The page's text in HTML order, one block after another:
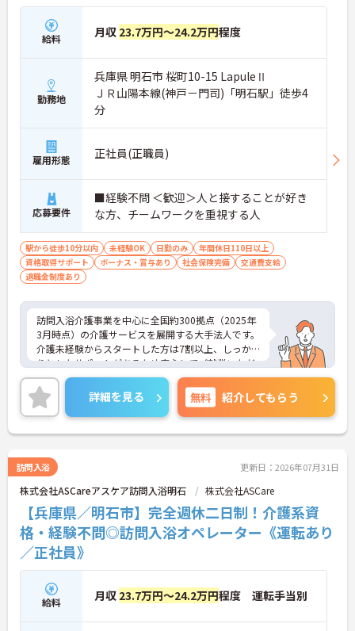
給料 月収 23.7万円～24.2万円程度
勤務地
兵庫県 明石市 桜町10-15 LapuleⅡ
ＪＲ山陽本線(神戸－門司)「明石駅」徒歩4
分
雇用形態 正社員(正職員)
応募要件
■経験不問 ＜歓迎＞人と接することが好き
な方、チームワークを重視する人
駅から徒歩10分以内 未経験OK 日勤のみ
年間休日110日以上
資格取得サポート
ボーナス・賞与あり 社会保険完備
交通費支給
退職金制度あり
訪問入浴介護事業を中心に全国約300拠点（2025年
3月時点）の介護サービスを展開する大手法人です。
介護未経験からスタートした方は7割以上、しっか
りとしたサポートがあるため安心してご就業いただ
けます。お風呂に入れなくて困っている方に、手を
差し伸べてあげられるとてもやりがいのあるお仕事
です。ご興味ある方には、面接対策ポイントなど、
さらに詳細をお話しいたしますのでお気軽にご相談
ください！
詳細を見る 無料 紹介してもらう
訪問入浴 更新日：2026年07月31日
株式会社ASCareアスケア訪問入浴明石 株式会社ASCare
【兵庫県／明石市】完全週休二日制！介護系資
格・経験不問◎訪問入浴オペレーター《運転あり
／正社員》
給料 月収 23.7万円～24.2万円程度 運転手当別